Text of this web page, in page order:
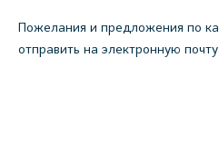
Пожелания и предложения по
отправить на электронную почту